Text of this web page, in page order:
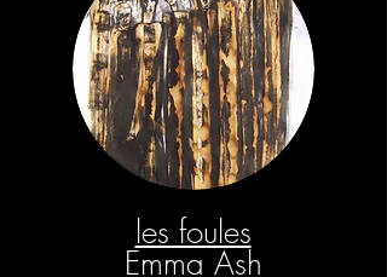
les foules
Emma Ash